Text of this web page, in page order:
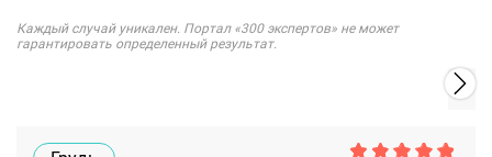
Каждый случай уникален. Портал «300 экспертов» не может
гарантировать определенный результат.